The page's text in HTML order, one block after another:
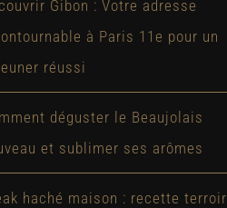
Gibon : Votre adresse
à Paris 11e pour un
réussi
déguster le Beaujolais
et sublimer ses arômes
haché maison : recette terroir